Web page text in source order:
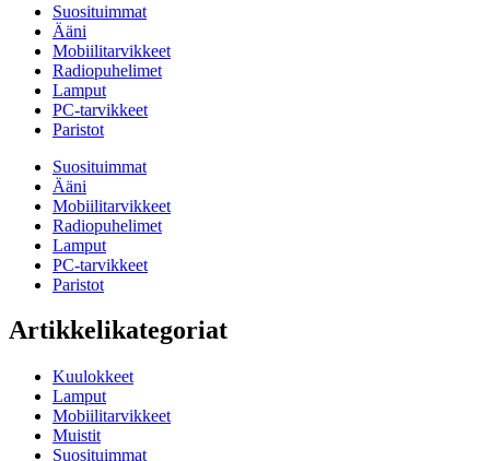
Suosituimmat
Ääni
Mobiilitarvikkeet
Radiopuhelimet
Lamput
PC-tarvikkeet
Paristot
Suosituimmat
Ääni
Mobiilitarvikkeet
Radiopuhelimet
Lamput
PC-tarvikkeet
Paristot
Artikkelikategoriat
Kuulokkeet
Lamput
Mobiilitarvikkeet
Muistit
Suosituimmat